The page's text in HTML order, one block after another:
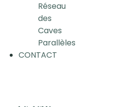
Réseau
des
Caves
Parallèles
CONTACT